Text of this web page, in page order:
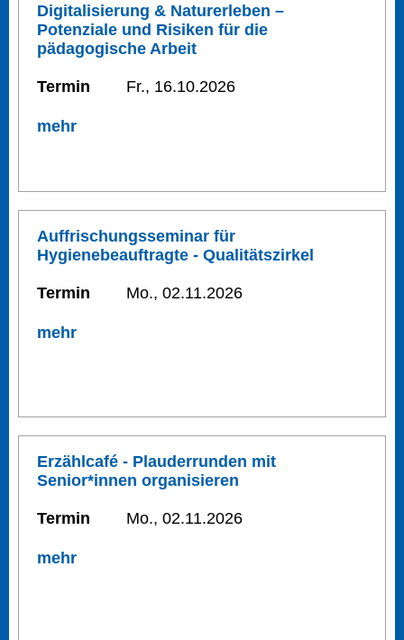
Digitalisierung & Naturerleben –
Potenziale und Risiken für die
pädagogische Arbeit
Termin Fr., 16.10.2026
mehr
Auffrischungsseminar für
Hygienebeauftragte - Qualitätszirkel
Termin Mo., 02.11.2026
mehr
Erzählcafé - Plauderrunden mit
Senior*innen organisieren
Termin Mo., 02.11.2026
mehr